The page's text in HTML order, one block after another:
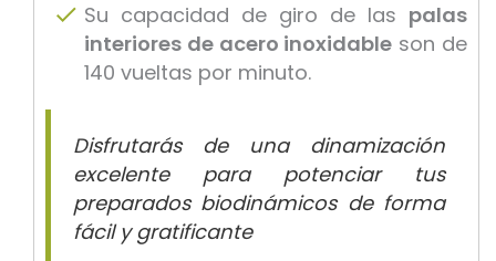
Su capacidad de giro de las palas
interiores de acero inoxidable son de
140 vueltas por minuto.
Disfrutarás de una dinamización
excelente para potenciar tus
preparados biodinámicos de forma
fácil y gratificante